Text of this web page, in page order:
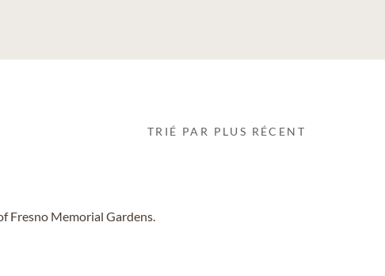
TRIÉ PAR PLUS RÉCENT
Fresno Memorial Gardens.